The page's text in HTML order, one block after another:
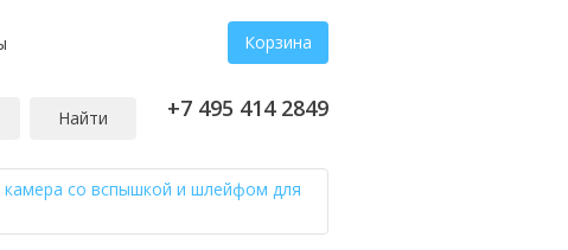
Корзина
Найти +7 495 414 2849
камера со вспышкой и шлейфом для